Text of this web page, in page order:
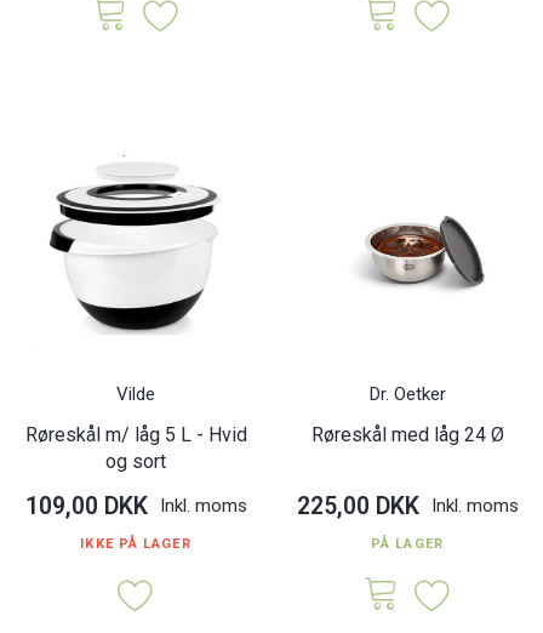
Vilde
Røreskål m/ låg 5 L - Hvid
og sort
109,00 DKK Inkl. moms
IKKE PÅ LAGER
Dr. Oetker
Røreskål med låg 24 Ø
225,00 DKK Inkl. moms
PÅ LAGER